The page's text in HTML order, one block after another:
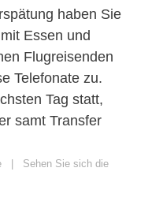
haben Sie
Essen und
Flugreisenden
Telefonate zu.
Tag statt,
samt Transfer
| Sehen Sie sich die